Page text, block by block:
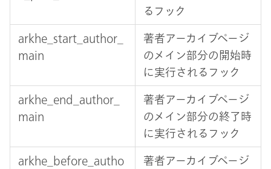
るフック
arkhe_start_author_
main
著者アーカイブページ
のメイン部分の開始時
に実行されるフック
arkhe_end_author_
main
著者アーカイブページ
のメイン部分の終了時
に実行されるフック
arkhe_before_autho
著者アーカイブページ